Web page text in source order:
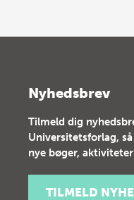
Nyhedsbrev
Tilmeld dig
Universitetsforlag,
nye bøger,
TILMELD